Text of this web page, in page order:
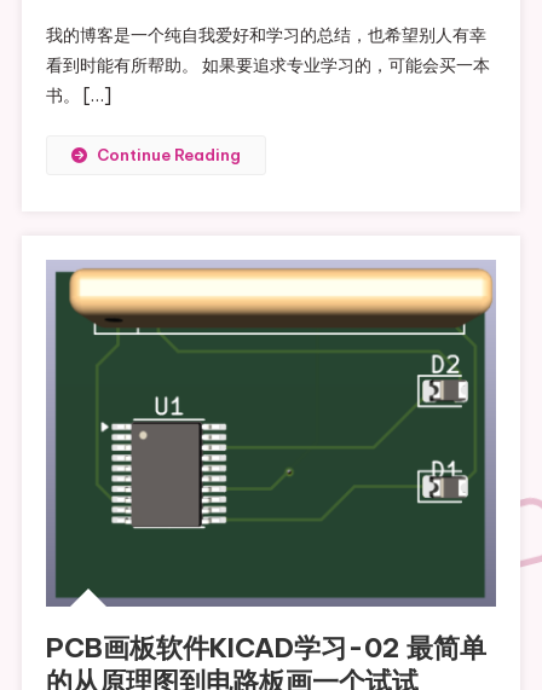
我的博客是一个纯自我爱好和学习的总结，也希望别人有幸
看到时能有所帮助。 如果要追求专业学习的，可能会买一本
书。 […]
Continue Reading
PCB画板软件KICAD学习-02 最简单
的从原理图到电路板画一个试试